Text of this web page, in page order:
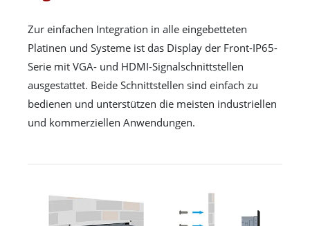
Zur einfachen Integration in alle eingebetteten
Platinen und Systeme ist das Display der Front-IP65-
Serie mit VGA- und HDMI-Signalschnittstellen
ausgestattet. Beide Schnittstellen sind einfach zu
bedienen und unterstützen die meisten industriellen
und kommerziellen Anwendungen.